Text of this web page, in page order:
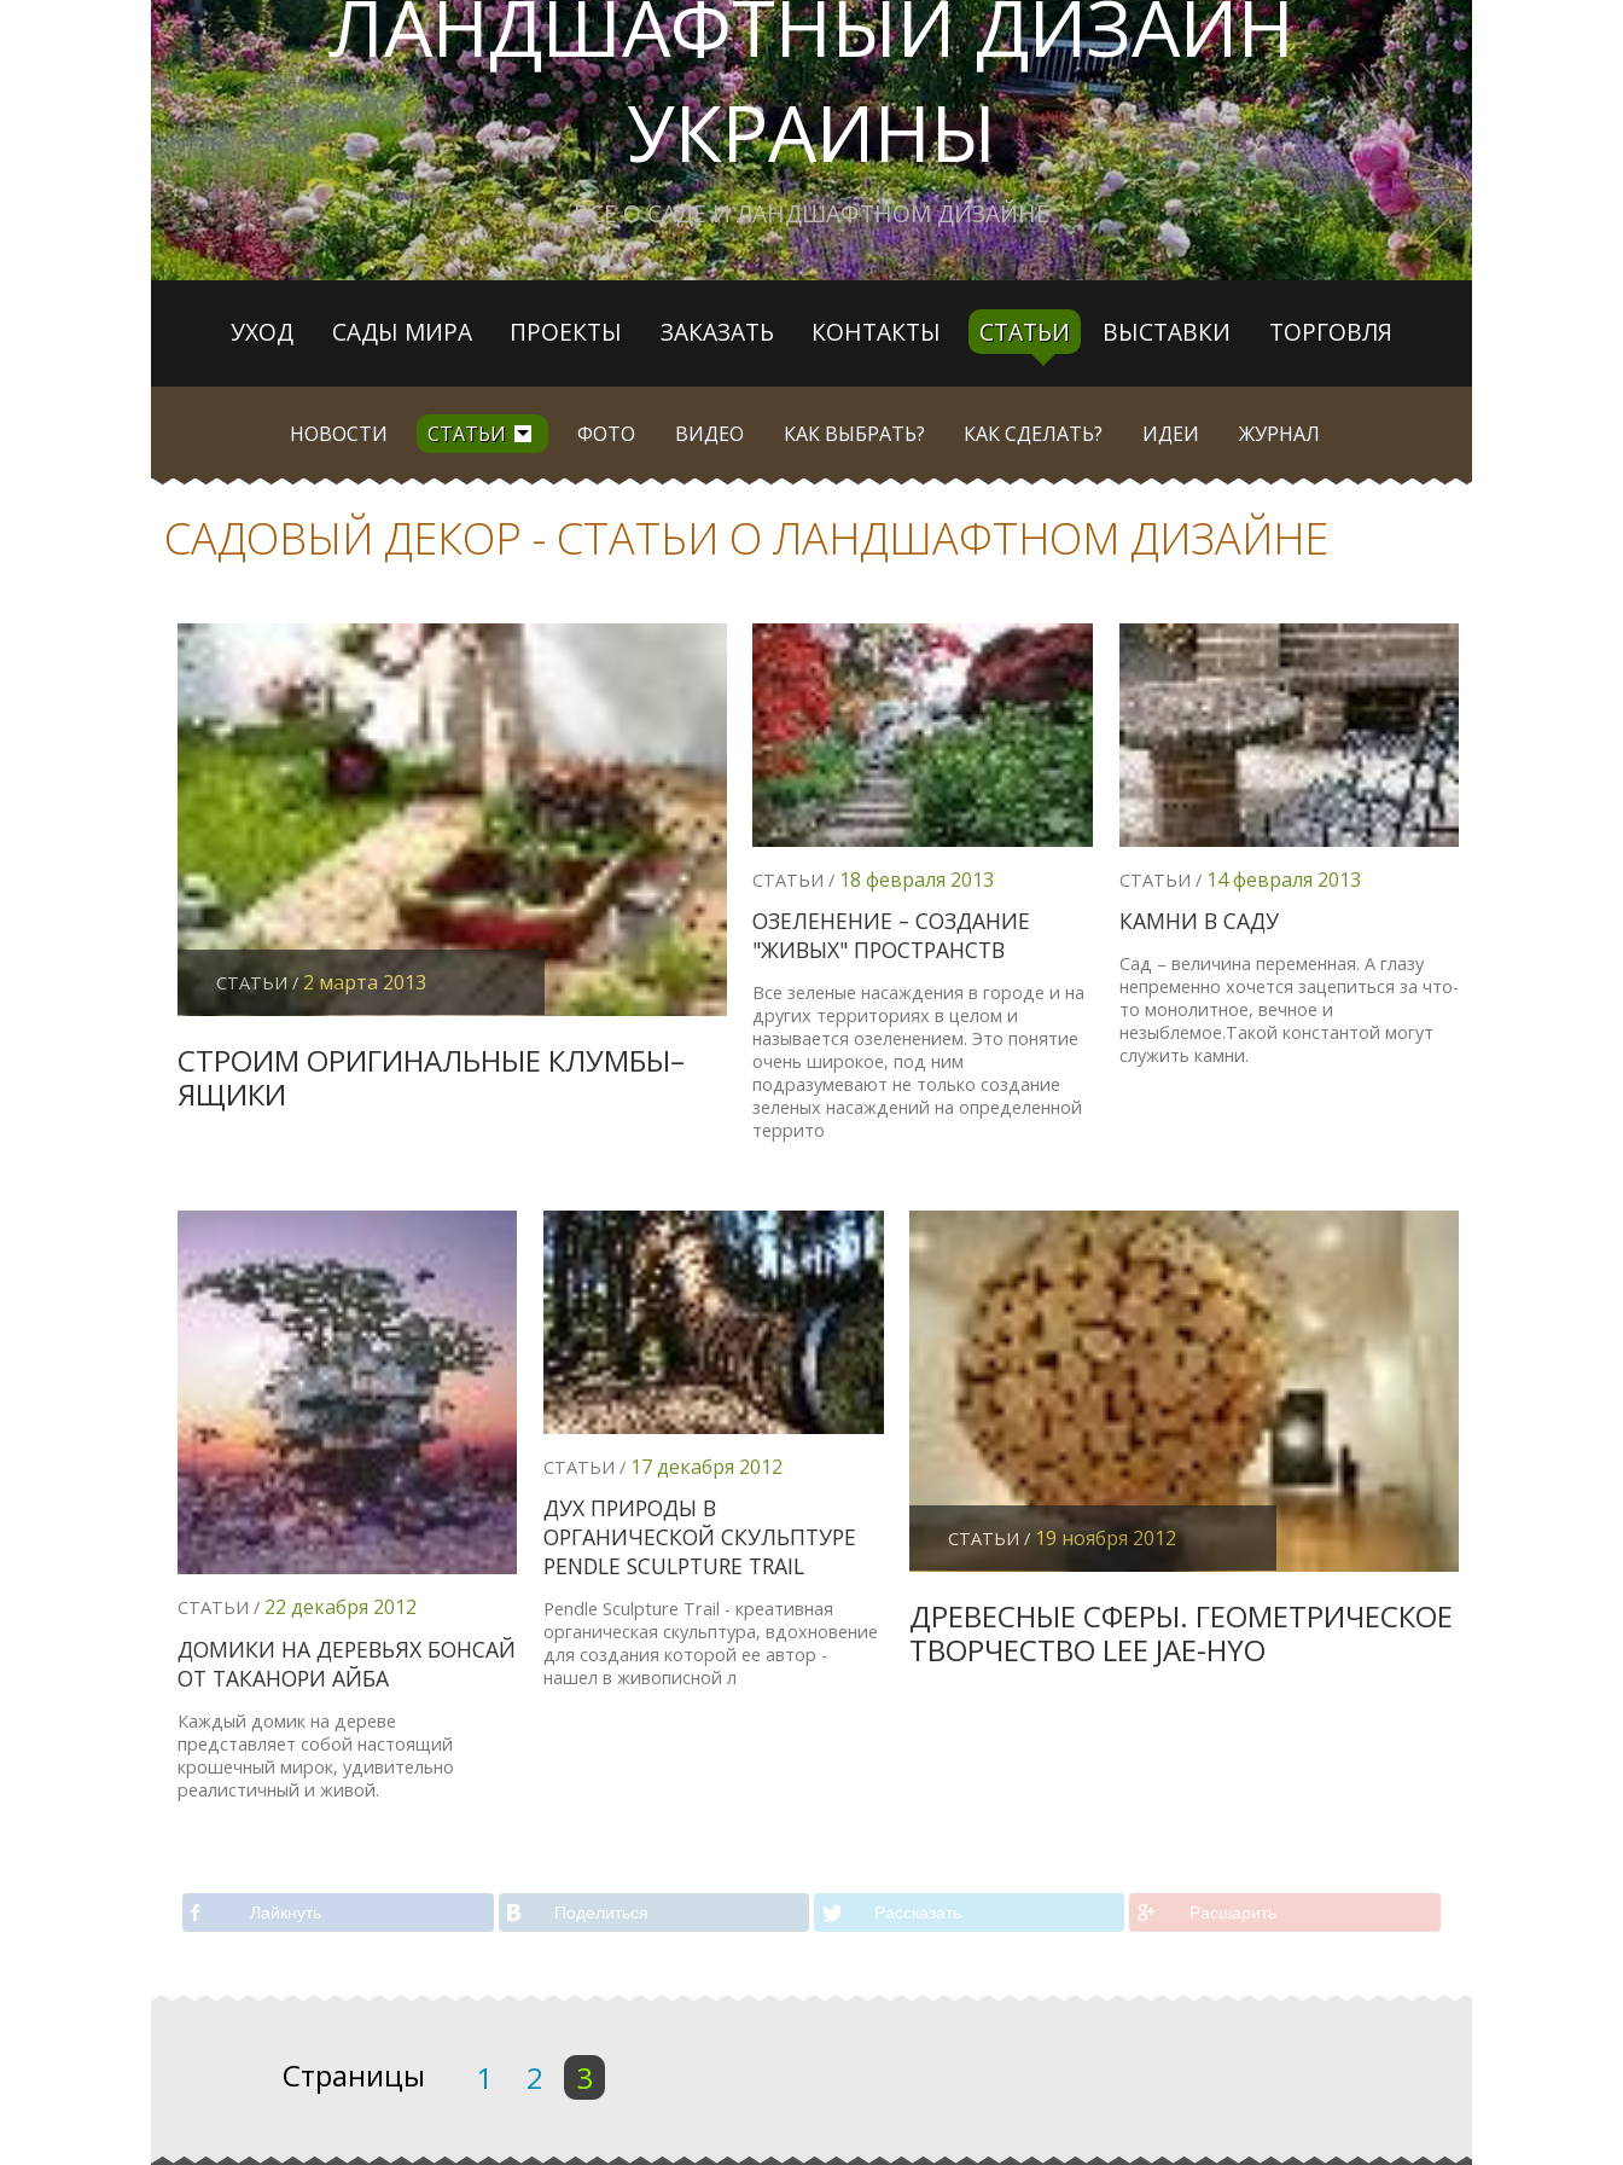
ЛАНДШАФТНЫЙ ДИЗАЙН
УКРАИНЫ
ВСЕ О САДЕ И ЛАНДШАФТНОМ ДИЗАЙНЕ
УХОД САДЫ МИРА ПРОЕКТЫ ЗАКАЗАТЬ КОНТАКТЫ СТАТЬИ ВЫСТАВКИ ТОРГОВЛЯ
НОВОСТИ СТАТЬИ ФОТО ВИДЕО КАК ВЫБРАТЬ? КАК СДЕЛАТЬ? ИДЕИ ЖУРНАЛ
САДОВЫЙ ДЕКОР - СТАТЬИ О ЛАНДШАФТНОМ ДИЗАЙНЕ
СТАТЬИ / 2 марта 2013
СТРОИМ ОРИГИНАЛЬНЫЕ КЛУМБЫ–
ЯЩИКИ
СТАТЬИ / 18 февраля 2013
ОЗЕЛЕНЕНИЕ – СОЗДАНИЕ
"ЖИВЫХ" ПРОСТРАНСТВ
Все зеленые насаждения в городе и на
других территориях в целом и
называется озеленением. Это понятие
очень широкое, под ним
подразумевают не только создание
зеленых насаждений на определенной
террито
СТАТЬИ / 14 февраля 2013
КАМНИ В САДУ
Сад – величина переменная. А глазу
непременно хочется зацепиться за что-
то монолитное, вечное и
незыблемое.Такой константой могут
служить камни.
СТАТЬИ / 22 декабря 2012
ДОМИКИ НА ДЕРЕВЬЯХ БОНСАЙ
ОТ ТАКАНОРИ АЙБА
Каждый домик на дереве
представляет собой настоящий
крошечный мирок, удивительно
реалистичный и живой.
СТАТЬИ / 17 декабря 2012
ДУХ ПРИРОДЫ В
ОРГАНИЧЕСКОЙ СКУЛЬПТУРЕ
PENDLE SCULPTURE TRAIL
Pendle Sculpture Trail - креативная
органическая скульптура, вдохновение
для создания которой ее автор -
нашел в живописной л
СТАТЬИ / 19 ноября 2012
ДРЕВЕСНЫЕ СФЕРЫ. ГЕОМЕТРИЧЕСКОЕ
ТВОРЧЕСТВО LEE JAE-HYO
Лайкнуть Поделиться Рассказать Расшарить
Страницы 1 2 3